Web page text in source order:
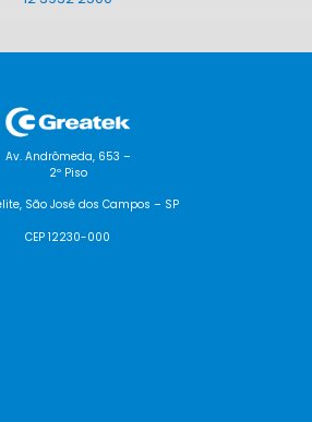
Av. Andrômeda, 653 –
2º Piso
São José dos Campos – SP
CEP 12230-000